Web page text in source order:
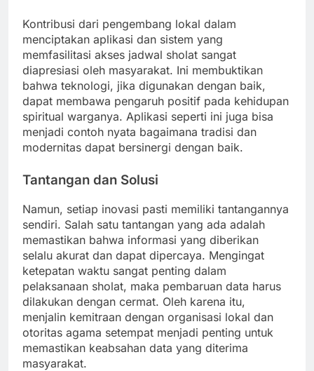
Kontribusi dari pengembang lokal dalam
menciptakan aplikasi dan sistem yang
memfasilitasi akses jadwal sholat sangat
diapresiasi oleh masyarakat. Ini membuktikan
bahwa teknologi, jika digunakan dengan baik,
dapat membawa pengaruh positif pada kehidupan
spiritual warganya. Aplikasi seperti ini juga bisa
menjadi contoh nyata bagaimana tradisi dan
modernitas dapat bersinergi dengan baik.
Tantangan dan Solusi
Namun, setiap inovasi pasti memiliki tantangannya
sendiri. Salah satu tantangan yang ada adalah
memastikan bahwa informasi yang diberikan
selalu akurat dan dapat dipercaya. Mengingat
ketepatan waktu sangat penting dalam
pelaksanaan sholat, maka pembaruan data harus
dilakukan dengan cermat. Oleh karena itu,
menjalin kemitraan dengan organisasi lokal dan
otoritas agama setempat menjadi penting untuk
memastikan keabsahan data yang diterima
masyarakat.